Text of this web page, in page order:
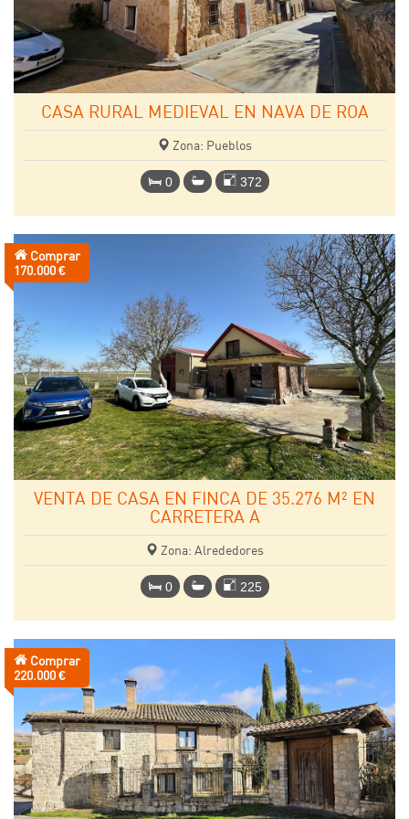
CASA RURAL MEDIEVAL EN NAVA DE ROA
Zona: Pueblos
0 372
VENTA DE CASA EN FINCA DE 35.276 M² EN
CARRETERA A
Comprar
Precio:
170.000 €
Zona: Alrededores
0 225
Comprar
Precio:
220.000 €